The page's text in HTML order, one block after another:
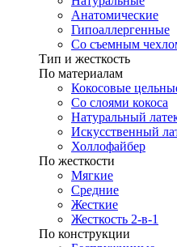
Анатомические
Гипоаллергенные
Со съемным
Тип и жесткость
По материалам
Кокосовые
Со слоями кокоса
Натуральный
Искусственный
Холлофайбер
По жесткости
Мягкие
Средние
Жесткие
Жесткость 2-в-1
По конструкции